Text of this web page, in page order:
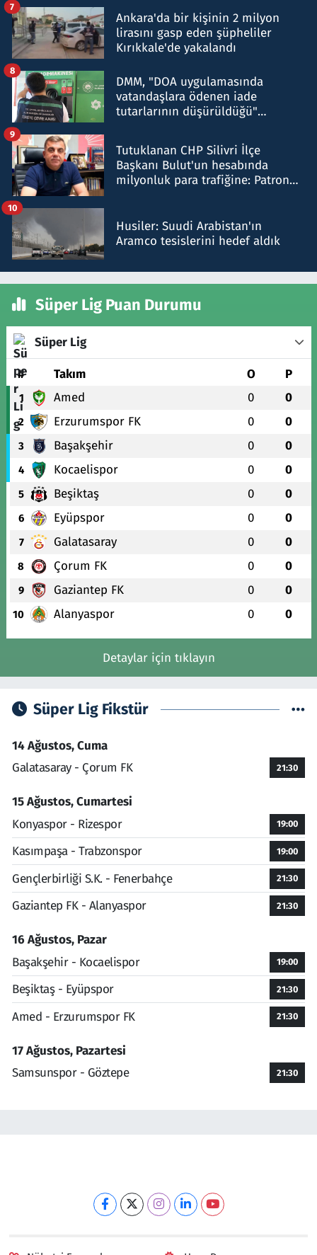
Ankara'da bir kişinin 2 milyon
lirasını gasp eden şüpheliler
Kırıkkale'de yakalandı
7
DMM, "DOA uygulamasında
vatandaşlara ödenen iade
tutarlarının düşürüldüğü"
8
Tutuklanan CHP Silivri İlçe
Başkanı Bulut'un hesabında
milyonluk para trafiğine: Patron
9
Husiler: Suudi Arabistan'ın
Aramco tesislerini hedef aldık
10
Süper Lig Puan Durumu
Süper Lig
# Takım O P
1 Amed 0 0
2 Erzurumspor FK 0 0
3 Başakşehir 0 0
4 Kocaelispor 0 0
5 Beşiktaş 0 0
6 Eyüpspor 0 0
7 Galatasaray 0 0
8 Çorum FK 0 0
9 Gaziantep FK 0 0
10 Alanyaspor 0 0
Detaylar için tıklayın
Süper Lig Fikstür
14 Ağustos, Cuma
Galatasaray - Çorum FK
21:30
15 Ağustos, Cumartesi
Konyaspor - Rizespor
19:00
Kasımpaşa - Trabzonspor 19:00
Gençlerbirliği S.K. - Fenerbahçe 21:30
Gaziantep FK - Alanyaspor 21:30
16 Ağustos, Pazar
Başakşehir - Kocaelispor
19:00
Beşiktaş - Eyüpspor 21:30
Amed - Erzurumspor FK 21:30
17 Ağustos, Pazartesi
Samsunspor - Göztepe
21:30